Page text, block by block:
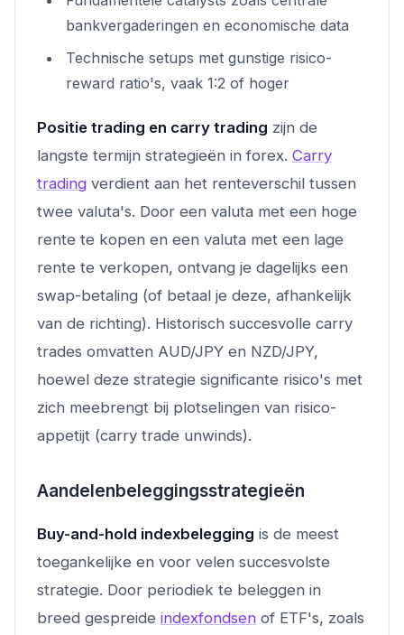
bankvergaderingen en economische data
Technische setups met gunstige risico-
reward ratio's, vaak 1:2 of hoger
Positie trading en carry trading zijn de
langste termijn strategieën in forex. Carry
trading verdient aan het renteverschil tussen
twee valuta's. Door een valuta met een hoge
rente te kopen en een valuta met een lage
rente te verkopen, ontvang je dagelijks een
swap-betaling (of betaal je deze, afhankelijk
van de richting). Historisch succesvolle carry
trades omvatten AUD/JPY en NZD/JPY,
hoewel deze strategie significante risico's met
zich meebrengt bij plotselingen van risico-
appetijt (carry trade unwinds).
Aandelenbeleggingsstrategieën
Buy-and-hold indexbelegging is de meest
toegankelijke en voor velen succesvolste
strategie. Door periodiek te beleggen in
breed gespreide indexfondsen of ETF's, zoals